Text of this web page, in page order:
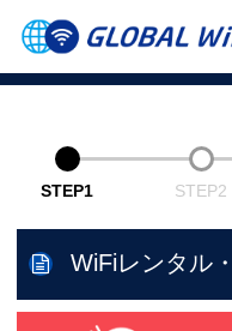
STEP1 STEP2
WiFiレンタル